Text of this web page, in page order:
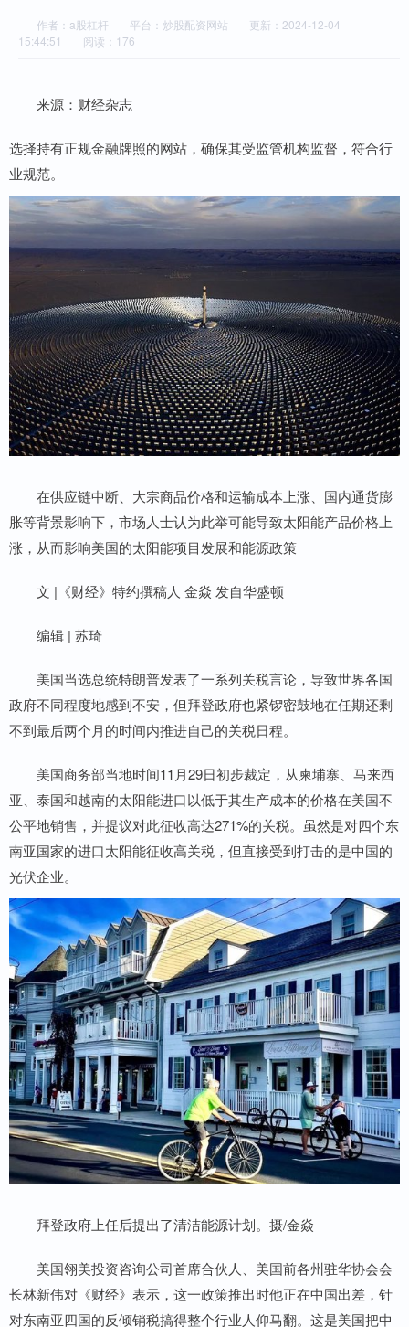
作者：a股杠杆 平台：炒股配资网站
更新：2024-12-04
15:44:51
阅读：176
来源：财经杂志
选择持有正规金融牌照的网站，确保其受监管机构监督，符合行
业规范。
在供应链中断、大宗商品价格和运输成本上涨、国内通货膨
胀等背景影响下，市场人士认为此举可能导致太阳能产品价格上
涨，从而影响美国的太阳能项目发展和能源政策
文 |《财经》特约撰稿人 金焱 发自华盛顿
编辑 | 苏琦
美国当选总统特朗普发表了一系列关税言论，导致世界各国
政府不同程度地感到不安，但拜登政府也紧锣密鼓地在任期还剩
不到最后两个月的时间内推进自己的关税日程。
美国商务部当地时间11月29日初步裁定，从柬埔寨、马来西
亚、泰国和越南的太阳能进口以低于其生产成本的价格在美国不
公平地销售，并提议对此征收高达271%的关税。虽然是对四个东
南亚国家的进口太阳能征收高关税，但直接受到打击的是中国的
光伏企业。
拜登政府上任后提出了清洁能源计划。摄/金焱
美国翎美投资咨询公司首席合伙人、美国前各州驻华协会会
长林新伟对《财经》表示，这一政策推出时他正在中国出差，针
对东南亚四国的反倾销税搞得整个行业人仰马翻。这是美国把中